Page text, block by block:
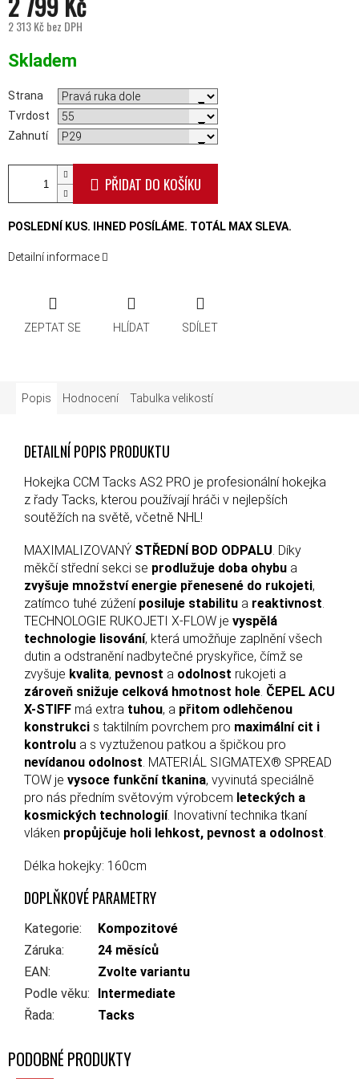
2 313 Kč bez DPH
Skladem
Strana
Tvrdost
Zahnutí
PŘIDAT DO KOŠÍKU
POSLEDNÍ KUS. IHNED POSÍLÁME. TOTÁL MAX SLEVA.
Detailní informace
ZEPTAT SE HLÍDAT SDÍLET
Popis Hodnocení Tabulka velikostí
DETAILNÍ POPIS PRODUKTU
Hokejka CCM Tacks AS2 PRO je profesionální hokejka
z řady Tacks, kterou používají hráči v nejlepších
soutěžích na světě, včetně NHL!
MAXIMALIZOVANÝ STŘEDNÍ BOD ODPALU . Díky
měkčí střední sekci se prodlužuje doba ohybu a
zvyšuje množství energie přenesené do rukojeti,
zatímco tuhé zúžení posiluje stabilitu a reaktivnost
TECHNOLOGIE RUKOJETI X-FLOW je vyspělá
technologie lisování, která umožňuje zaplnění všech
dutin a odstranění nadbytečné pryskyřice, čímž se
zvyšuje kvalita, pevnost a odolnost rukojeti a
zároveň snižuje celková hmotnost hole ČEPEL ACU
X-STIFF má extra tuhou, a přitom odlehčenou
konstrukci s taktilním povrchem pro maximální cit i
kontrolu a s vyztuženou patkou a špičkou pro
nevídanou odolnost . MATERIÁL SIGMATEX® SPREAD
TOW je vysoce funkční tkanina, vyvinutá speciálně
pro nás předním světovým výrobcem leteckých a
kosmických technologií. Inovativní technika tkaní
vláken propůjčuje holi lehkost, pevnost a odolnost
Délka hokejky: 160cm
DOPLŇKOVÉ PARAMETRY
Kategorie:
Kompozitové
Záruka:
24 měsíců
EAN:
Zvolte variantu
Podle věku:
Intermediate
Řada: Tacks